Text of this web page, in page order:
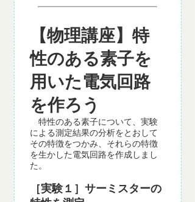
【物理講座】特
性のある素子を
用いた電気回路
を作ろう
特性のある素子について、実験
による測定結果の分析をとおして
その特徴をつかみ、それらの特徴
を生かした電気回路を作成しまし
た。
［実験１］サーミスターの